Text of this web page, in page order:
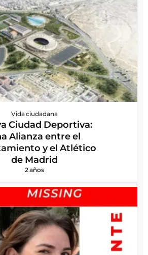
Vida ciudadana
Ciudad Deportiva:
Alianza entre el
y el Atlético
de Madrid
2 años